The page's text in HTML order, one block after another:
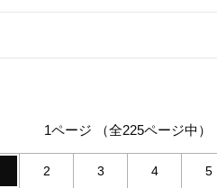
1ページ （全225ページ中）
2 3 4 5